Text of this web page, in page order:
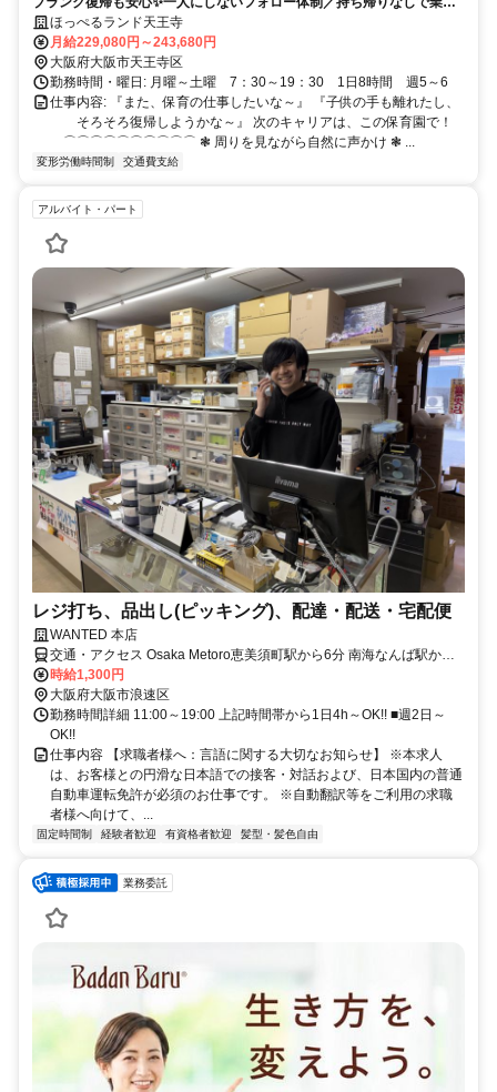
負担が軽い／ミドル子育て世代活躍中
ほっぺるランド天王寺
月給229,080円～243,680円
大阪府大阪市天王寺区
勤務時間・曜日: 月曜～土曜 7：30～19：30 1日8時間 週5～6
仕事内容: 『また、保育の仕事したいな～』 『子供の手も離れたし、
そろそろ復帰しようかな～』 次のキャリアは、この保育園で！
⌒⌒⌒⌒⌒⌒⌒⌒⌒⌒ ❃ 周りを見ながら自然に声かけ ❃ ...
変形労働時間制 交通費支給
アルバイト・パート
レジ打ち、品出し(ピッキング)、配達・配送・宅配便
WANTED 本店
交通・アクセス Osaka Metoro恵美須町駅から6分 南海なんば駅から
10分
時給1,300円
大阪府大阪市浪速区
勤務時間詳細 11:00～19:00 上記時間帯から1日4h～OK!! ■週2日～
OK!!
仕事内容 【求職者様へ：言語に関する大切なお知らせ】 ※本求人
は、お客様との円滑な日本語での接客・対話および、日本国内の普通
自動車運転免許が必須のお仕事です。 ※自動翻訳等をご利用の求職
者様へ向けて、...
固定時間制 経験者歓迎 有資格者歓迎 髪型・髪色自由
業務委託